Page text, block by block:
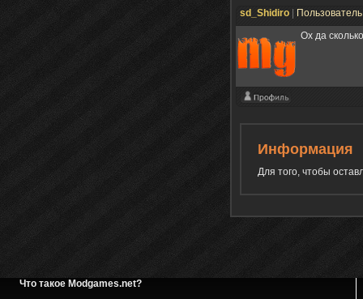
sd_Shidiro
Ох да
Информация
Для того, чтобы
Что такое Modgames.net?